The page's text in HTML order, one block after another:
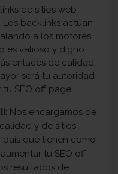
de sitios web
backlinks actúan
a los motores
es valioso y digno
enlaces de calidad
será tu autoridad
SEO off page.
: Nos encargamos de
y de sitios
país que tienen como
tu SEO off
resultados de